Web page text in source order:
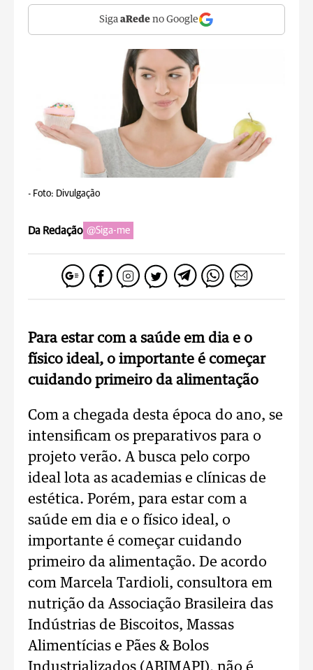
Siga aRede no Google
- Foto: Divulgação
Da Redação @Siga-me
Para estar com a saúde em dia e o
físico ideal, o importante é começar
cuidando primeiro da alimentação
Com a chegada desta época do ano, se
intensificam os preparativos para o
projeto verão. A busca pelo corpo
ideal lota as academias e clínicas de
estética. Porém, para estar com a
saúde em dia e o físico ideal, o
importante é começar cuidando
primeiro da alimentação. De acordo
com Marcela Tardioli, consultora em
nutrição da Associação Brasileira das
Indústrias de Biscoitos, Massas
Alimentícias e Pães & Bolos
Industrializados (ABIMAPI), não é